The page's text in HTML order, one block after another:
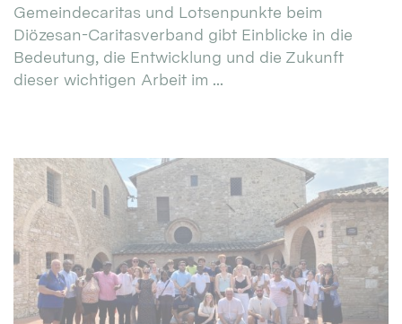
Gemeindecaritas und Lotsenpunkte beim
Diözesan-Caritasverband gibt Einblicke in die
Bedeutung, die Entwicklung und die Zukunft
dieser wichtigen Arbeit im ...